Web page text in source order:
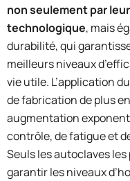
non seulement par
technologique, mais
durabilité, qui
meilleurs niveaux
vie utile. L’application
de fabrication de plus
augmentation
contrôle, de fatigue et
Seuls les autoclaves
garantir les niveaux